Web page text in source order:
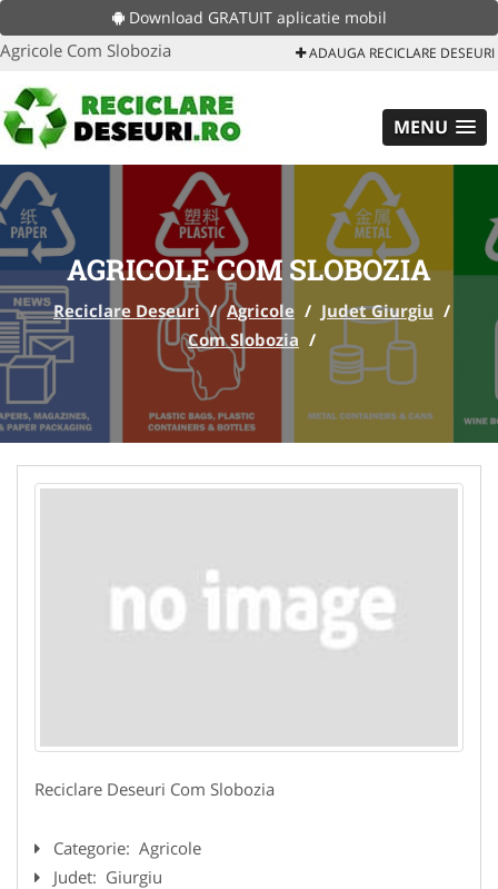
Download GRATUIT aplicatie mobil
Agricole Com Slobozia ADAUGA RECICLARE DESEURI
MENU
AGRICOLE COM SLOBOZIA
Reciclare Deseuri / Agricole / Judet Giurgiu /
Com Slobozia /
Reciclare Deseuri Com Slobozia
Categorie: Agricole
Judet: Giurgiu